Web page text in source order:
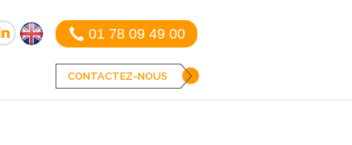
01 78 09 49 00
CONTACTEZ-NOUS